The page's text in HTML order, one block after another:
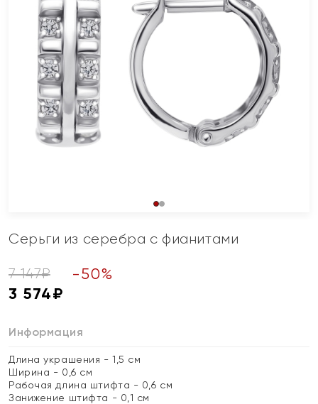
Серьги из серебра с фианитами
7 147₽ -50%
3 574₽
Информация
Длина украшения - 1,5 см
Ширина - 0,6 см
Рабочая длина штифта - 0,6 см
Занижение штифта - 0,1 см